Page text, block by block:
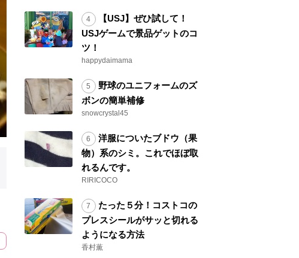
【USJ】ぜひ試して！
USJゲームで景品ゲットのコ
ツ！
happydaimama
野球のユニフォームのズ
ボンの簡単補修
snowcrystal45
洋服についたブドウ（果
物）系のシミ。これでほぼ取
れるんです。
RIRICOCO
たった５分！コストコの
プレスシールがサッと切れる
ようになる方法
香村薫